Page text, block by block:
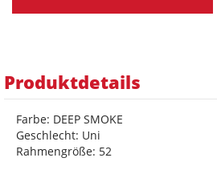
Produktdetails
Farbe: DEEP SMOKE
Geschlecht: Uni
Rahmengröße: 52